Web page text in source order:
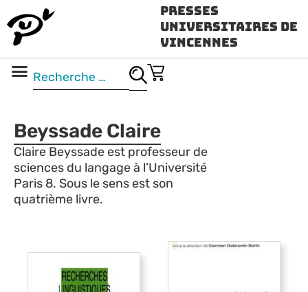
Presses
Universitaires de
Vincennes
Beyssade Claire
Claire Beyssade est professeur de
sciences du langage à l’Université
Paris 8. Sous le sens est son
quatrième livre.